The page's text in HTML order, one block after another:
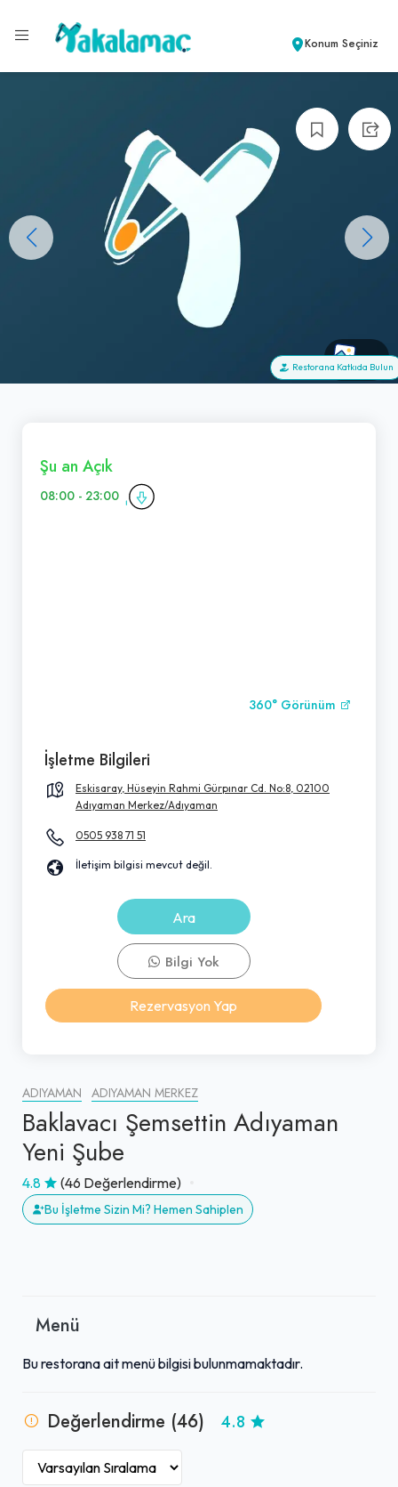
Konum Seçiniz
+0
Restorana Katkıda Bulun
ADIYAMAN ADIYAMAN MERKEZ
Baklavacı Şemsettin Adıyaman
Yeni Şube
4.8 (46 Değerlendirme)
Bu İşletme Sizin Mi? Hemen Sahiplen
Menü
Bu restorana ait menü bilgisi bulunmamaktadır.
Değerlendirme (46) 4.8
Şu an Açık
08:00 - 23:00
360° Görünüm
İşletme Bilgileri
Eskisaray, Hüseyin Rahmi Gürpınar Cd. No:8, 02100
Adıyaman Merkez/Adıyaman
0505 938 71 51
İletişim bilgisi mevcut değil.
Ara
Bilgi Yok
Rezervasyon Yap